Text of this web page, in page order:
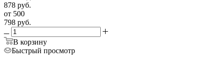
878 руб.
от 500
798 руб.
В корзину
Быстрый просмотр